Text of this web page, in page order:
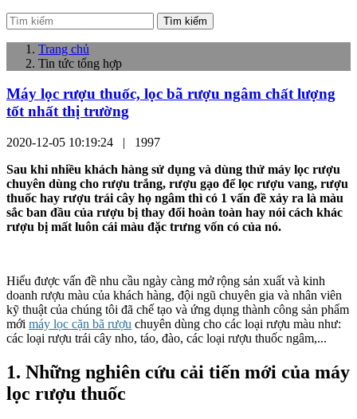
Tìm kiếm
Trang chủ
Tin tức tổng hợp
Máy lọc rượu thuốc, lọc bã rượu ngâm chất lượng
tốt nhất thị trường
2020-12-05 10:19:24 | 1997
Sau khi nhiều khách hàng sử dụng và dùng thử máy lọc rượu
chuyên dùng cho rượu trắng, rượu gạo để lọc rượu vang, rượu
thuốc hay rượu trái cây họ ngâm thì có 1 vấn đề xảy ra là màu
sắc ban đầu của rượu bị thay đổi hoàn toàn hay nói cách khác
rượu bị mất luôn cái màu đặc trưng vốn có của nó.
Hiểu được vấn đề nhu cầu ngày càng mở rộng sản xuất và kinh
doanh rượu màu của khách hàng, đội ngũ chuyên gia và nhân viên
kỹ thuật của chúng tôi đã chế tạo và ứng dụng thành công sản phẩm
mới máy lọc cặn bã rượu chuyên dùng cho các loại rượu màu như:
các loại rượu trái cây nho, táo, đào, các loại rượu thuốc ngâm,...
1. Những nghiên cứu cải tiến mới của máy
lọc rượu thuốc